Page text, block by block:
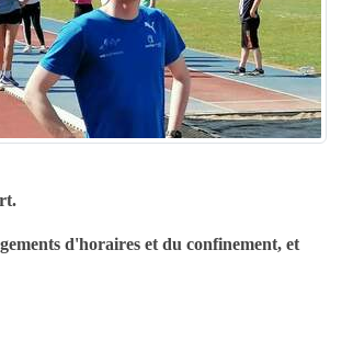
d'horaires et du confinement, et